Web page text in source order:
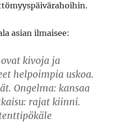
asian ilmaisee:
kivoja ja
helpoimpia uskoa.
Ongelma: kansaa
rajat kiinni.